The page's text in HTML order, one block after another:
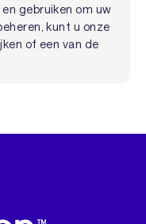
gebruiken om uw
kunt u onze
of een van de